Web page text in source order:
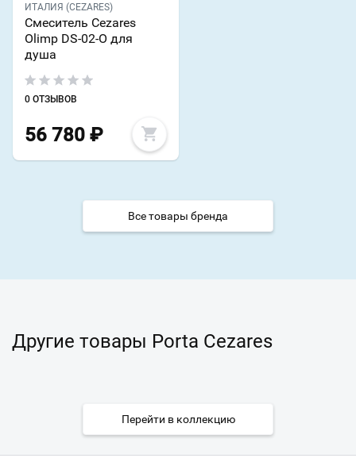
ИТАЛИЯ (CEZARES)
Смеситель Cezares
Olimp DS-02-O для
душа
0 ОТЗЫВОВ
56 780 ₽
Все товары бренда
Другие товары Porta Cezares
Перейти в коллекцию